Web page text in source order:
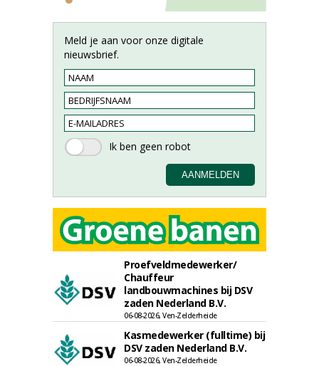
Meld je aan voor onze digitale
nieuwsbrief.
Proefveldmedewerker/
Chauffeur
landbouwmachines bij DSV
zaden Nederland B.V.
06-08-2026, Ven-Zelderheide
Kasmedewerker (fulltime) bij
DSV zaden Nederland B.V.
06-08-2026, Ven-Zelderheide